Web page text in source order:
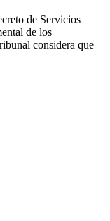
de Servicios
de los
considera que